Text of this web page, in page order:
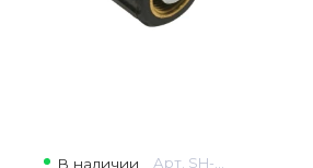
В наличии